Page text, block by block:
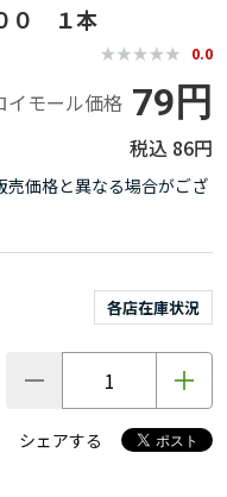
０ １本
0.0
イモール価格 79円
86円
売価格と異なる場合がござ
各店在庫状況
シェアする